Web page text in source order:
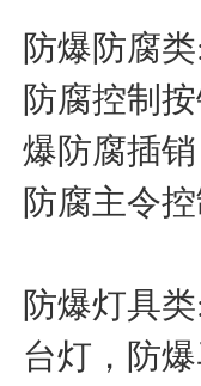
防爆防腐
防腐控制
爆防腐插
防腐主令
防爆灯具
台灯，防